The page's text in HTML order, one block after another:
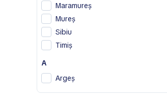
G
Geely
H
I
Maramureș
Mureș
Sibiu
Timiș
A
Argeș
B